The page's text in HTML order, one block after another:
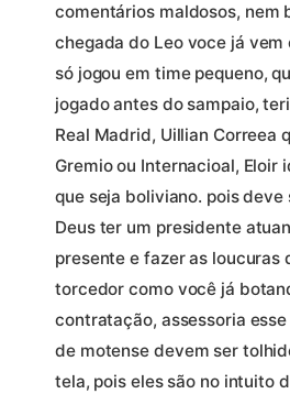
comentários maldosos, nem
chegada do Leo voce já
só jogou em time pequeno,
jogado antes do sampaio,
Real Madrid, Uillian Correea
Gremio ou Internacioal, Eloir
que seja boliviano. pois deve
Deus ter um presidente
presente e fazer as loucuras
torcedor como você já
contratação, assessoria
de motense devem ser
tela, pois eles são no intuito